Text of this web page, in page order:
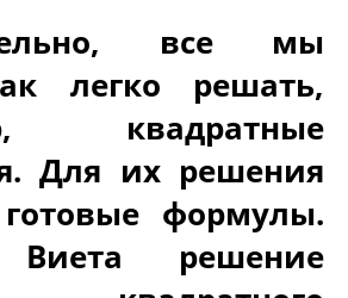
все мы
легко решать,
квадратные
Для их решения
формулы.
решение